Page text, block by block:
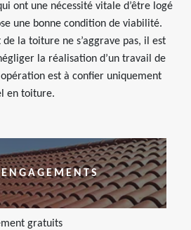
ont une nécessité vitale d’être logé
une bonne condition de viabilité.
la toiture ne s’aggrave pas, il est
la réalisation d’un travail de
est à confier uniquement
en toiture.
gratuits